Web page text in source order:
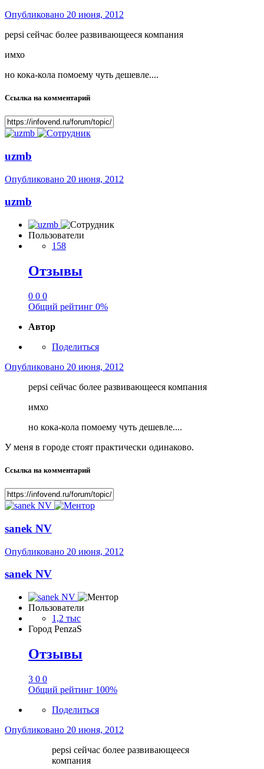
Опубликовано 20 июня, 2012
pepsi сейчас более развивающееся компания
имхо
но кока-кола помоему чуть дешевле....
Ссылка на комментарий
uzmb
Опубликовано 20 июня, 2012
uzmb
Пользователи
158
Отзывы
0 0 0
Общий рейтинг 0%
Автор
Поделиться
Опубликовано 20 июня, 2012
pepsi сейчас более развивающееся компания
имхо
но кока-кола помоему чуть дешевле....
У меня в городе стоят практически одинаково.
Ссылка на комментарий
sanek NV
Опубликовано 20 июня, 2012
sanek NV
Пользователи
1,2 тыс
Город PenzaS
Отзывы
3 0 0
Общий рейтинг 100%
Поделиться
Опубликовано 20 июня, 2012
pepsi сейчас более развивающееся
компания